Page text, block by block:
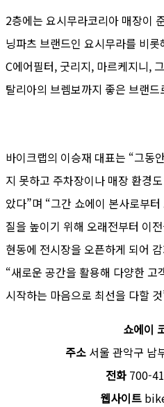
2층에는 요시무라코리아 매장이
닝파츠 브랜드인 요시무라를 비
C에어필터, 굿리지, 마르케지니,
탈리아의 브렘보까지 좋은 브랜
바이크랩의 이승재 대표는 “그동
지 못하고 주차장이나 매장 환경
았다”며 “그간 쇼에이 본사로부
질을 높이기 위해 오래전부터 이
현동에 전시장을 오픈하게 되어
“새로운 공간을 활용해 다양한 고
시작하는 마음으로 최선을 다할
쇼에이
주소 서울 관악구 남
전화700-
웹사이트